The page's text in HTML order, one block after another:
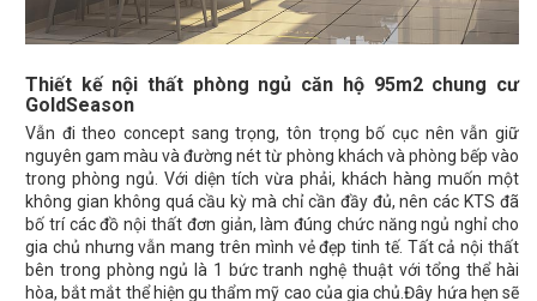
Thiết kế nội thất phòng ngủ căn hộ 95m2 chung cư
GoldSeason
Vẫn đi theo concept sang trọng, tôn trọng bố cục nên vẫn giữ
nguyên gam màu và đường nét từ phòng khách và phòng bếp vào
trong phòng ngủ. Với diện tích vừa phải, khách hàng muốn một
không gian không quá cầu kỳ mà chỉ cần đầy đủ, nên các KTS đã
bố trí các đồ nội thất đơn giản, làm đúng chức năng ngủ nghỉ cho
gia chủ nhưng vẫn mang trên mình vẻ đẹp tinh tế. Tất cả nội thất
bên trong phòng ngủ là 1 bức tranh nghệ thuật với tổng thể hài
hòa, bắt mắt thể hiện gu thẩm mỹ cao của gia chủ.Đây hứa hẹn sẽ